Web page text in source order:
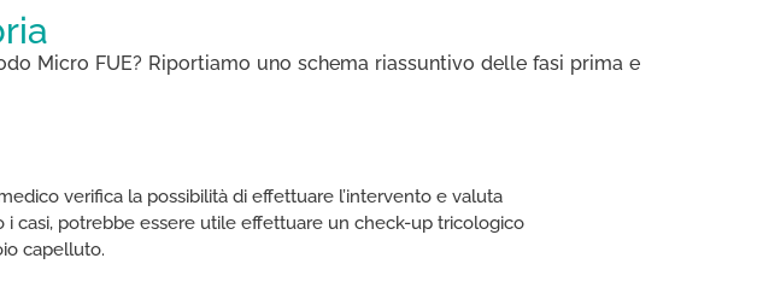
Micro FUE​? Riportiamo uno schema riassuntivo delle fasi prima e
verifica la possibilità di effettuare l’intervento e valuta
casi, potrebbe essere utile effettuare un check-up tricologico
capelluto.